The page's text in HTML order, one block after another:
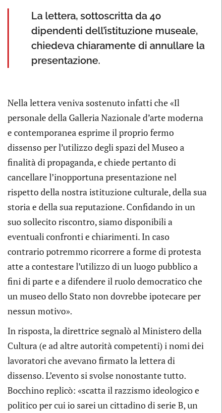
La lettera, sottoscritta da 40
dipendenti dell’istituzione museale,
chiedeva chiaramente di annullare la
presentazione.
Nella lettera veniva sostenuto infatti che «Il
personale della Galleria Nazionale d’arte moderna
e contemporanea esprime il proprio fermo
dissenso per l’utilizzo degli spazi del Museo a
finalità di propaganda, e chiede pertanto di
cancellare l’inopportuna presentazione nel
rispetto della nostra istituzione culturale, della sua
storia e della sua reputazione. Confidando in un
suo sollecito riscontro, siamo disponibili a
eventuali confronti e chiarimenti. In caso
contrario potremmo ricorrere a forme di protesta
atte a contestare l’utilizzo di un luogo pubblico a
fini di parte e a difendere il ruolo democratico che
un museo dello Stato non dovrebbe ipotecare per
nessun motivo».
In risposta, la direttrice segnalò al Ministero della
Cultura (e ad altre autorità competenti) i nomi dei
lavoratori che avevano firmato la lettera di
dissenso. L’evento si svolse nonostante tutto.
Bocchino replicò: «scatta il razzismo ideologico e
politico per cui io sarei un cittadino di serie B, un